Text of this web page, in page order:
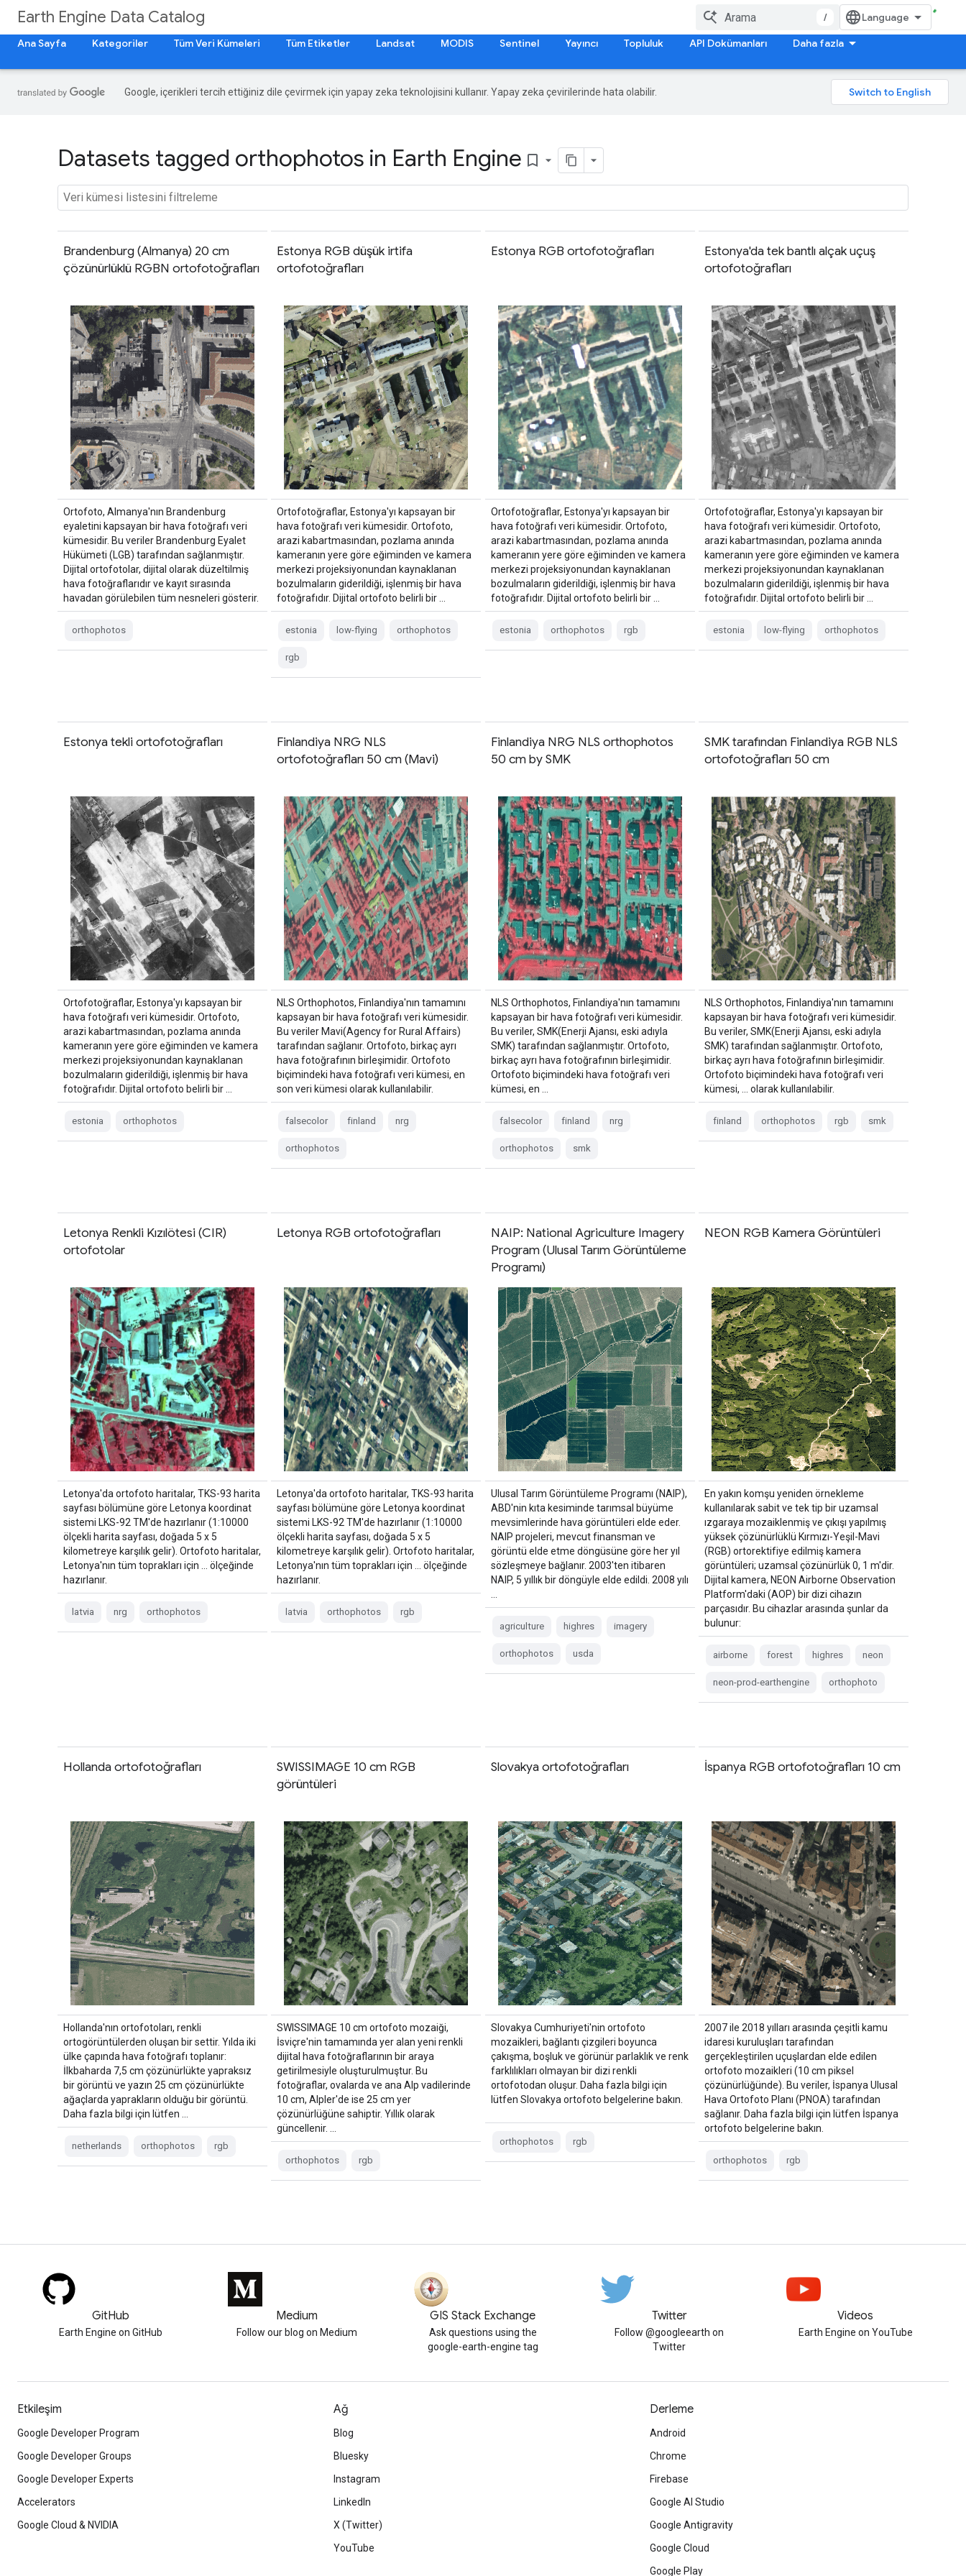
Earth Engine Data Catalog
/
Ana Sayfa
Kategoriler Tüm Veri Kümeleri Tüm Etiketler Landsat MODIS Sentinel Yayıncı Topluluk API Dokümanları Daha fazla
Google, içerikleri tercih ettiğiniz dile çevirmek için yapay zeka teknolojisini kullanır. Yapay zeka çevirilerinde hata olabilir.
Datasets tagged orthophotos in Earth Engine bookmark_border
Brandenburg (Almanya) 20 cm
çözünürlüklü RGBN ortofotoğrafları
Ortofoto, Almanya'nın Brandenburg
eyaletini kapsayan bir hava fotoğrafı veri
kümesidir. Bu veriler Brandenburg Eyalet
Hükümeti (LGB) tarafından sağlanmıştır.
Dijital ortofotolar, dijital olarak düzeltilmiş
hava fotoğraflarıdır ve kayıt sırasında
havadan görülebilen tüm nesneleri gösterir.
orthophotos
Estonya RGB düşük irtifa
ortofotoğrafları
Ortofotoğraflar, Estonya'yı kapsayan bir
hava fotoğrafı veri kümesidir. Ortofoto,
arazi kabartmasından, pozlama anında
kameranın yere göre eğiminden ve kamera
merkezi projeksiyonundan kaynaklanan
bozulmaların giderildiği, işlenmiş bir hava
fotoğrafıdır. Dijital ortofoto belirli bir …
estonia low-flying orthophotos
rgb
Estonya RGB ortofotoğrafları
Ortofotoğraflar, Estonya'yı kapsayan bir
hava fotoğrafı veri kümesidir. Ortofoto,
arazi kabartmasından, pozlama anında
kameranın yere göre eğiminden ve kamera
merkezi projeksiyonundan kaynaklanan
bozulmaların giderildiği, işlenmiş bir hava
fotoğrafıdır. Dijital ortofoto belirli bir …
estonia orthophotos rgb
Estonya'da tek bantlı alçak uçuş
ortofotoğrafları
Ortofotoğraflar, Estonya'yı kapsayan bir
hava fotoğrafı veri kümesidir. Ortofoto,
arazi kabartmasından, pozlama anında
kameranın yere göre eğiminden ve kamera
merkezi projeksiyonundan kaynaklanan
bozulmaların giderildiği, işlenmiş bir hava
fotoğrafıdır. Dijital ortofoto belirli bir …
estonia low-flying orthophotos
Estonya tekli ortofotoğrafları
Ortofotoğraflar, Estonya'yı kapsayan bir
hava fotoğrafı veri kümesidir. Ortofoto,
arazi kabartmasından, pozlama anında
kameranın yere göre eğiminden ve kamera
merkezi projeksiyonundan kaynaklanan
bozulmaların giderildiği, işlenmiş bir hava
fotoğrafıdır. Dijital ortofoto belirli bir …
estonia orthophotos
Finlandiya NRG NLS
ortofotoğrafları 50 cm (Mavi)
NLS Orthophotos, Finlandiya'nın tamamını
kapsayan bir hava fotoğrafı veri kümesidir.
Bu veriler Mavi(Agency for Rural Affairs)
tarafından sağlanır. Ortofoto, birkaç ayrı
hava fotoğrafının birleşimidir. Ortofoto
biçimindeki hava fotoğrafı veri kümesi, en
son veri kümesi olarak kullanılabilir.
falsecolor finland nrg
orthophotos
Finlandiya NRG NLS orthophotos
50 cm by SMK
NLS Orthophotos, Finlandiya'nın tamamını
kapsayan bir hava fotoğrafı veri kümesidir.
Bu veriler, SMK(Enerji Ajansı, eski adıyla
SMK) tarafından sağlanmıştır. Ortofoto,
birkaç ayrı hava fotoğrafının birleşimidir.
Ortofoto biçimindeki hava fotoğrafı veri
kümesi, en …
falsecolor finland nrg
orthophotos smk
SMK tarafından Finlandiya RGB NLS
ortofotoğrafları 50 cm
NLS Orthophotos, Finlandiya'nın tamamını
kapsayan bir hava fotoğrafı veri kümesidir.
Bu veriler, SMK(Enerji Ajansı, eski adıyla
SMK) tarafından sağlanmıştır. Ortofoto,
birkaç ayrı hava fotoğrafının birleşimidir.
Ortofoto biçimindeki hava fotoğrafı veri
kümesi, … olarak kullanılabilir.
finland orthophotos rgb smk
Letonya Renkli Kızılötesi (CIR)
ortofotolar
Letonya'da ortofoto haritalar, TKS-93 harita
sayfası bölümüne göre Letonya koordinat
sistemi LKS-92 TM'de hazırlanır (1:10000
ölçekli harita sayfası, doğada 5 x 5
kilometreye karşılık gelir). Ortofoto haritalar,
Letonya'nın tüm toprakları için … ölçeğinde
hazırlanır.
latvia nrg orthophotos
Letonya RGB ortofotoğrafları
Letonya'da ortofoto haritalar, TKS-93 harita
sayfası bölümüne göre Letonya koordinat
sistemi LKS-92 TM'de hazırlanır (1:10000
ölçekli harita sayfası, doğada 5 x 5
kilometreye karşılık gelir). Ortofoto haritalar,
Letonya'nın tüm toprakları için … ölçeğinde
hazırlanır.
latvia orthophotos rgb
NAIP: National Agriculture Imagery
Program (Ulusal Tarım Görüntüleme
Programı)
Ulusal Tarım Görüntüleme Programı (NAIP),
ABD'nin kıta kesiminde tarımsal büyüme
mevsimlerinde hava görüntüleri elde eder.
NAIP projeleri, mevcut finansman ve
görüntü elde etme döngüsüne göre her yıl
sözleşmeye bağlanır. 2003'ten itibaren
NAIP, 5 yıllık bir döngüyle elde edildi. 2008 yılı
agriculture highres imagery
orthophotos usda
NEON RGB Kamera Görüntüleri
En yakın komşu yeniden örnekleme
kullanılarak sabit ve tek tip bir uzamsal
ızgaraya mozaiklenmiş ve çıkışı yapılmış
yüksek çözünürlüklü Kırmızı-Yeşil-Mavi
(RGB) ortorektifiye edilmiş kamera
görüntüleri; uzamsal çözünürlük 0, 1 m'dir.
Dijital kamera, NEON Airborne Observation
Platform'daki (AOP) bir dizi cihazın
parçasıdır. Bu cihazlar arasında şunlar da
bulunur:
airborne forest highres neon
neon-prod-earthengine orthophoto
Hollanda ortofotoğrafları
Hollanda'nın ortofotoları, renkli
ortogörüntülerden oluşan bir settir. Yılda iki
ülke çapında hava fotoğrafı toplanır:
İlkbaharda 7,5 cm çözünürlükte yapraksız
bir görüntü ve yazın 25 cm çözünürlükte
ağaçlarda yaprakların olduğu bir görüntü.
Daha fazla bilgi için lütfen …
netherlands orthophotos rgb
SWISSIMAGE 10 cm RGB
görüntüleri
SWISSIMAGE 10 cm ortofoto mozaiği,
İsviçre'nin tamamında yer alan yeni renkli
dijital hava fotoğraflarının bir araya
getirilmesiyle oluşturulmuştur. Bu
fotoğraflar, ovalarda ve ana Alp vadilerinde
10 cm, Alpler'de ise 25 cm yer
çözünürlüğüne sahiptir. Yıllık olarak
güncellenir. …
orthophotos rgb
Slovakya ortofotoğrafları
Slovakya Cumhuriyeti'nin ortofoto
mozaikleri, bağlantı çizgileri boyunca
çakışma, boşluk ve görünür parlaklık ve renk
farklılıkları olmayan bir dizi renkli
ortofotodan oluşur. Daha fazla bilgi için
lütfen Slovakya ortofoto belgelerine bakın.
orthophotos rgb
İspanya RGB ortofotoğrafları 10 cm
2007 ile 2018 yılları arasında çeşitli kamu
idaresi kuruluşları tarafından
gerçekleştirilen uçuşlardan elde edilen
ortofoto mozaikleri (10 cm piksel
çözünürlüğünde). Bu veriler, İspanya Ulusal
Hava Ortofoto Planı (PNOA) tarafından
sağlanır. Daha fazla bilgi için lütfen İspanya
ortofoto belgelerine bakın.
orthophotos rgb
GitHub
Earth Engine on GitHub
Medium
Follow our blog on Medium
GIS Stack Exchange
Ask questions using the
google-earth-engine tag
Twitter
Follow @googleearth on
Twitter
Videos
Earth Engine on YouTube
Etkileşim
Google Developer Program
Google Developer Groups
Google Developer Experts
Accelerators
Google Cloud & NVIDIA
Ağ
Blog
Bluesky
Instagram
LinkedIn
X (Twitter)
YouTube
Derleme
Android
Chrome
Firebase
Google AI Studio
Google Antigravity
Google Cloud
Google Play